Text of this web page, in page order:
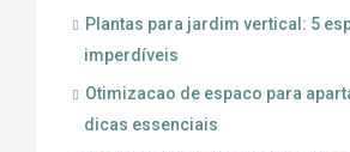
Plantas para jardim vertical: 5
imperdíveis
Otimizacao de espaco para
dicas essenciais